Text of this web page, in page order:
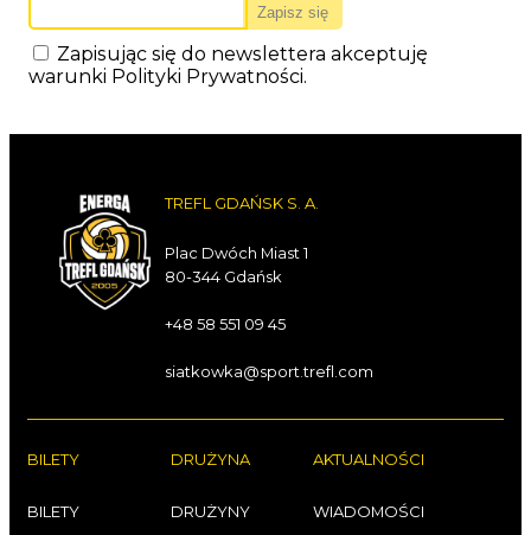
Zapisując się do newslettera akceptuję
warunki Polityki Prywatności.
TREFL GDAŃSK S. A.
Plac Dwóch Miast 1
80-344 Gdańsk
+48 58 551 09 45
siatkowka@sport.trefl.com
BILETY
BILETY
DRUŻYNA
DRUŻYNY
AKTUALNOŚCI
WIADOMOŚCI